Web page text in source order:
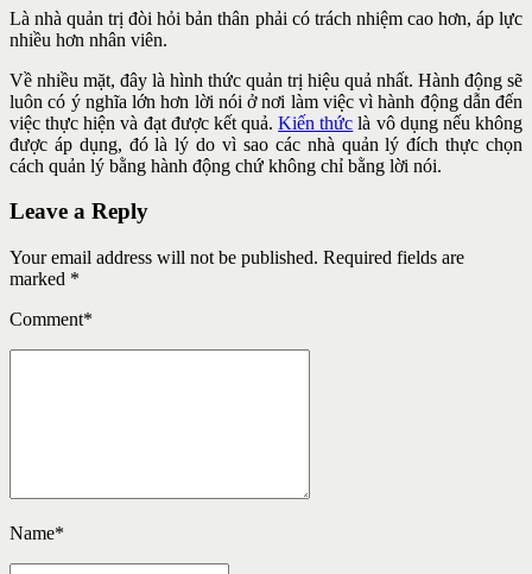
Là nhà quản trị đòi hỏi bản thân phải có trách nhiệm cao hơn, áp lực
nhiều hơn nhân viên.
Về nhiều mặt, đây là hình thức quản trị hiệu quả nhất. Hành động sẽ
luôn có ý nghĩa lớn hơn lời nói ở nơi làm việc vì hành động dẫn đến
việc thực hiện và đạt được kết quả.Kiến thức là vô dụng nếu không
được áp dụng, đó là lý do vì sao các nhà quản lý đích thực chọn
cách quản lý bằng hành động chứ không chỉ bằng lời nói.
Leave a Reply
Your email address will not be published. Required fields are
marked *
Comment*
Name*